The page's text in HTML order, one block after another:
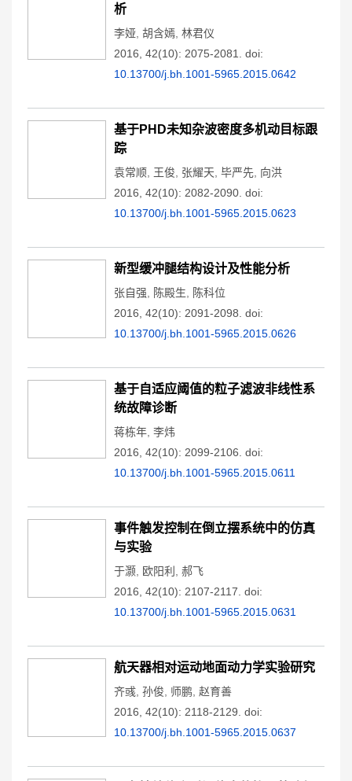
析
李娅 胡含嫣 林君仪
2016, 42(10): 2075-2081.
doi:
10.13700/j.bh.1001-5965.2015.0642
基于PHD未知杂波密度多机动目标跟
踪
袁常顺 王俊 张耀天 毕严先 向洪
2016, 42(10): 2082-2090. doi:
10.13700/j.bh.1001-5965.2015.0623
新型缓冲腿结构设计及性能分析
张自强 陈殿生
陈科位
2016, 42(10): 2091-2098. doi:
10.13700/j.bh.1001-5965.2015.0626
基于自适应阈值的粒子滤波非线性系
统故障诊断
蒋栋年 李炜
2016, 42(10): 2099-2106. doi:
10.13700/j.bh.1001-5965.2015.0611
事件触发控制在倒立摆系统中的仿真
与实验
于灏 欧阳利
郝飞
2016, 42(10): 2107-2117. doi:
10.13700/j.bh.1001-5965.2015.0631
航天器相对运动地面动力学实验研究
齐彧 孙俊 师鹏 赵育善
2016, 42(10): 2118-2129. doi:
10.13700/j.bh.1001-5965.2015.0637